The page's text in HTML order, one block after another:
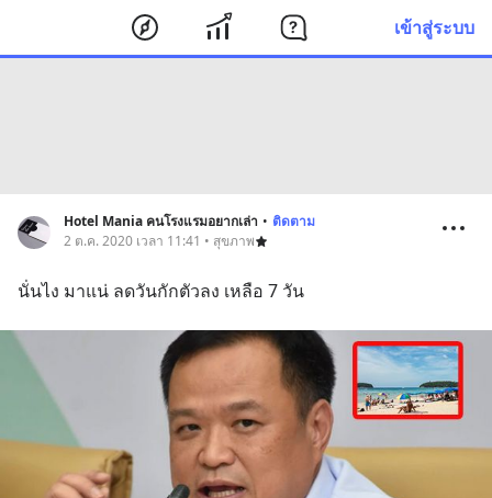
เข้าสู่ระบบ
Hotel Mania คนโรงแรมอยากเล่า • ติดตาม
2 ต.ค. 2020 เวลา 11:41 • สุขภาพ
นั่นไง มาแน่ ลดวันกักตัวลง เหลือ 7 วัน